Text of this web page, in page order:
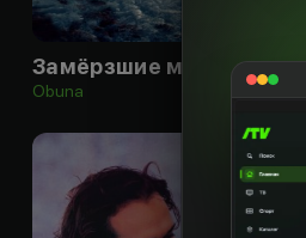
Замёрзшие мертвецы
Obuna